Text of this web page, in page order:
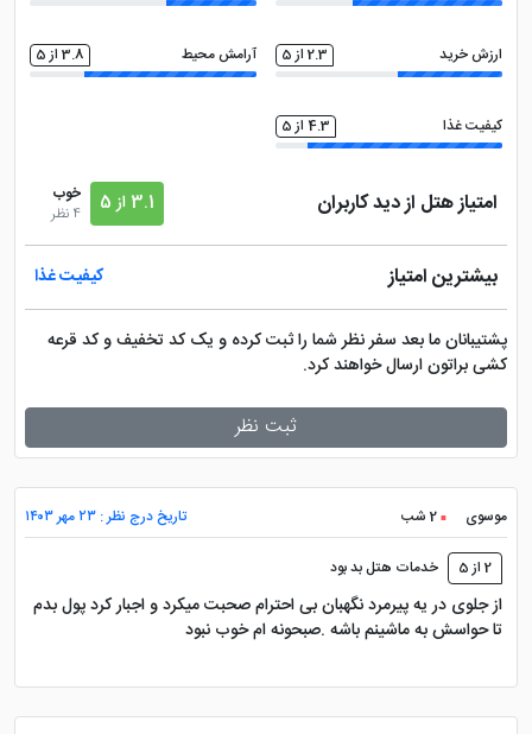
ارزش خرید 2.3 از 5 آرامش محیط 3.8 از 5
کیفیت غذا 4.3 از 5
امتیاز هتل از دید کاربران 3.1 از 5
خوب
4 نظر
بیشترین امتیاز کیفیت غذا
پشتیبانان ما بعد سفر نظر شما را ثبت کرده و یک کد تخفیف و کد قرعه
کشی براتون ارسال خواهند کرد.
ثبت نظر
موسوی 2 شب تاریخ درج نظر : ۲۳ مهر ۱۴۰۳
2 از 5 خدمات هتل بد بود
از جلوی در یه پیرمرد نگهبان بی احترام صحبت میکرد و اجبار کرد پول بدم
تا حواسش به ماشینم باشه .صبحونه ام خوب نبود